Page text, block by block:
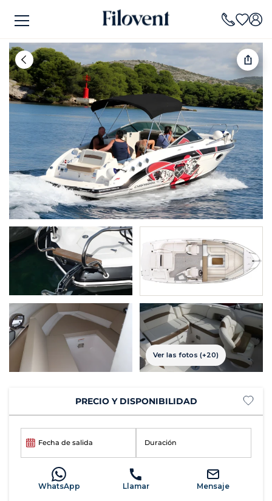
Ver las fotos (+20)
PRECIO Y DISPONIBILIDAD
Fecha de salida Duración
WhatsApp Llamar Mensaje